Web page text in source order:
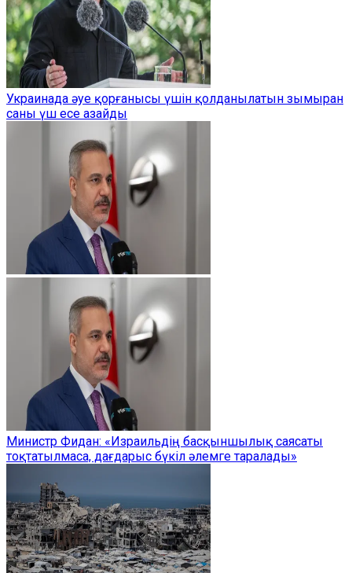
Украинада әуе қорғанысы үшін қолданылатын зымыран
саны үш есе азайды
Министр Фидан: «Израильдің басқыншылық саясаты
тоқтатылмаса, дағдарыс бүкіл әлемге таралады»